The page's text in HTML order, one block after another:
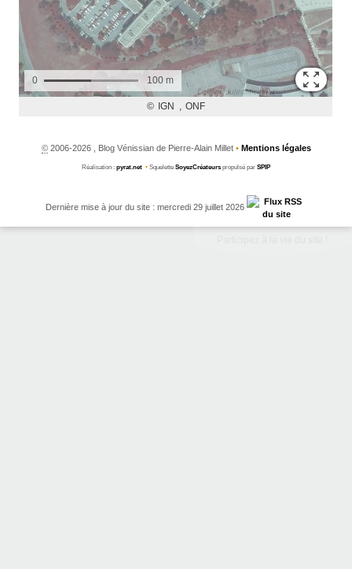
©2006-2026 , Blog Vénissian de Pierre-Alain Millet • Mentions légales
Réalisation : pyrat.net • Squelette SoyezCréateurs propulsé par SPIP
Dernière mise à jour du site : mercredi 29 juillet 2026